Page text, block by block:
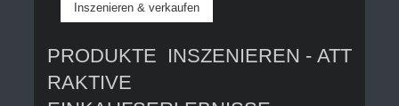
Inszenieren & verkaufen
PRODUKTE INSZENIEREN - ATT
RAKTIVE